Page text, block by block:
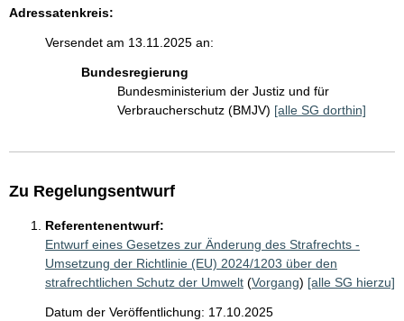
Adressatenkreis:
Versendet am 13.11.2025 an:
Bundesregierung
Bundesministerium der Justiz und für
Verbraucherschutz (BMJV) [alle SG dorthin]
Zu Regelungsentwurf
Referentenentwurf:
Entwurf eines Gesetzes zur Änderung des Strafrechts -
Umsetzung der Richtlinie (EU) 2024/1203 über den
strafrechtlichen Schutz der Umwelt (Vorgang) [alle SG hierzu]
Datum der Veröffentlichung: 17.10.2025